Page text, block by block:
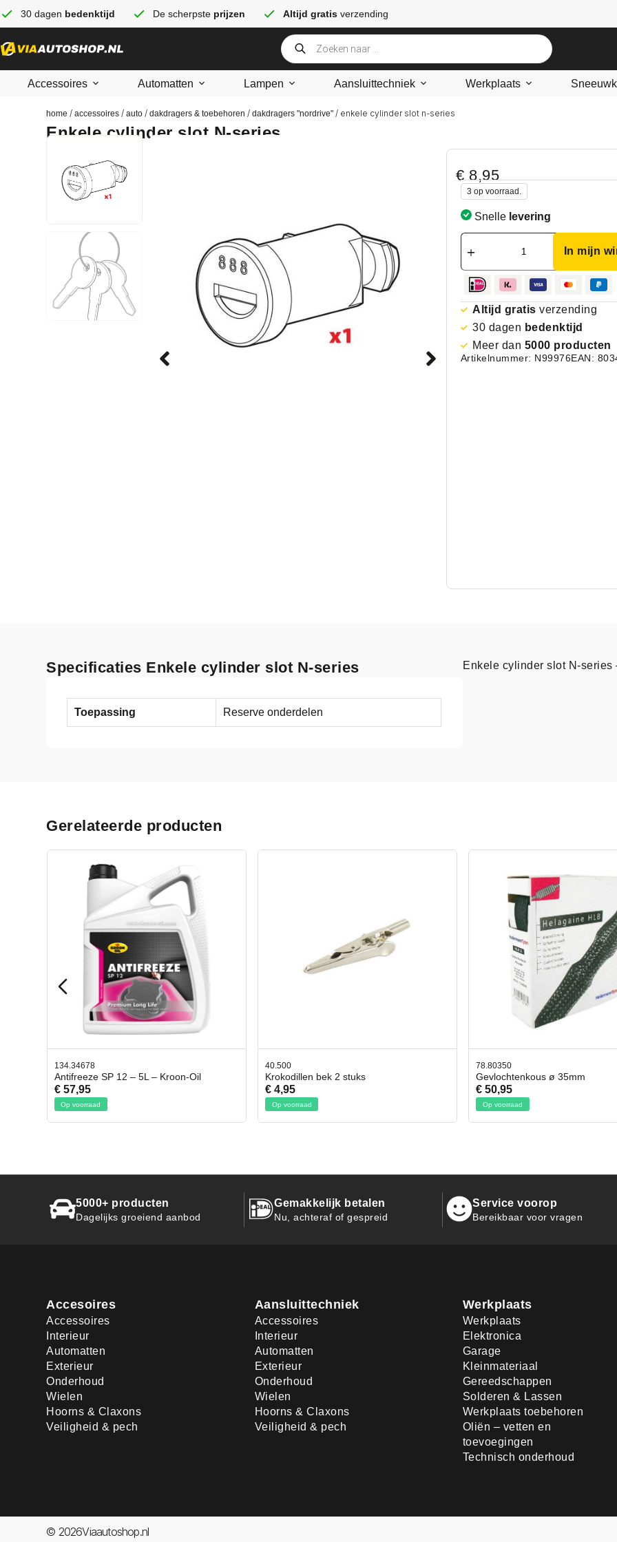
30 dagen bedenktijd De scherpste prijzen Altijd gratis verzending
Accessoires Automatten Lampen Aansluittechniek Werkplaats
home /accessoires /auto /dakdragers & toebehoren /dakdragers "nordrive" / enkele cylinder slot n-series
Enkele cylinder slot N-series
€8,95
3 op voorraad.
Snelle levering
In mijn
Altijd gratis verzending
30 dagen bedenktijd
Meer dan 5000 producten
Artikelnummer: N99976EAN:
Specificaties Enkele cylinder slot N-series
Toepassing Reserve onderdelen
Enkele cylinder slot N-series
Gerelateerde producten
40.500
Krokodillen bek 2 stuks
€ 4,95
Op voorraad
78.80350
Gevlochtenkous ø 35mm
€ 50,95
Op voorraad
42.59551
Bit- en Doppenset 19 Delig
€ 19,95
Op voorraad
5000+ producten
Dagelijks groeiend aanbod
Gemakkelijk betalen
Nu, achteraf of gespreid
Service voorop
Bereikbaar voor vragen
Accesoires
Accessoires
Interieur
Automatten
Exterieur
Onderhoud
Wielen
Hoorns & Claxons
Veiligheid & pech
Aansluittechniek
Accessoires
Interieur
Automatten
Exterieur
Onderhoud
Wielen
Hoorns & Claxons
Veiligheid & pech
Werkplaats
Werkplaats
Elektronica
Garage
Kleinmateriaal
Gereedschappen
Solderen & Lassen
Werkplaats toebehoren
Oliën – vetten en
toevoegingen
Technisch onderhoud
© 2026Viaautoshop.nl